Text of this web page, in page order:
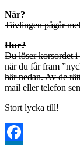
När?
Tävlingen pågår
Hur?
Du löser korsordet
när du får fram
här nedan. Av de
mail eller telefon
Stort lycka till!